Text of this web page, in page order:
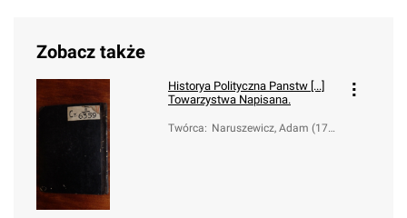
Zobacz także
Historya Polityczna Panstw [...]
Towarzystwa Napisana.
Twórca: Naruszewicz, Adam (173